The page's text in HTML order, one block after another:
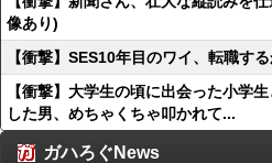
像あり)
【衝撃】SES10年目のワイ、転職す
【衝撃】大学生の頃に出会った小学
した男、めちゃくちゃ叩かれて...
ガハろぐNews